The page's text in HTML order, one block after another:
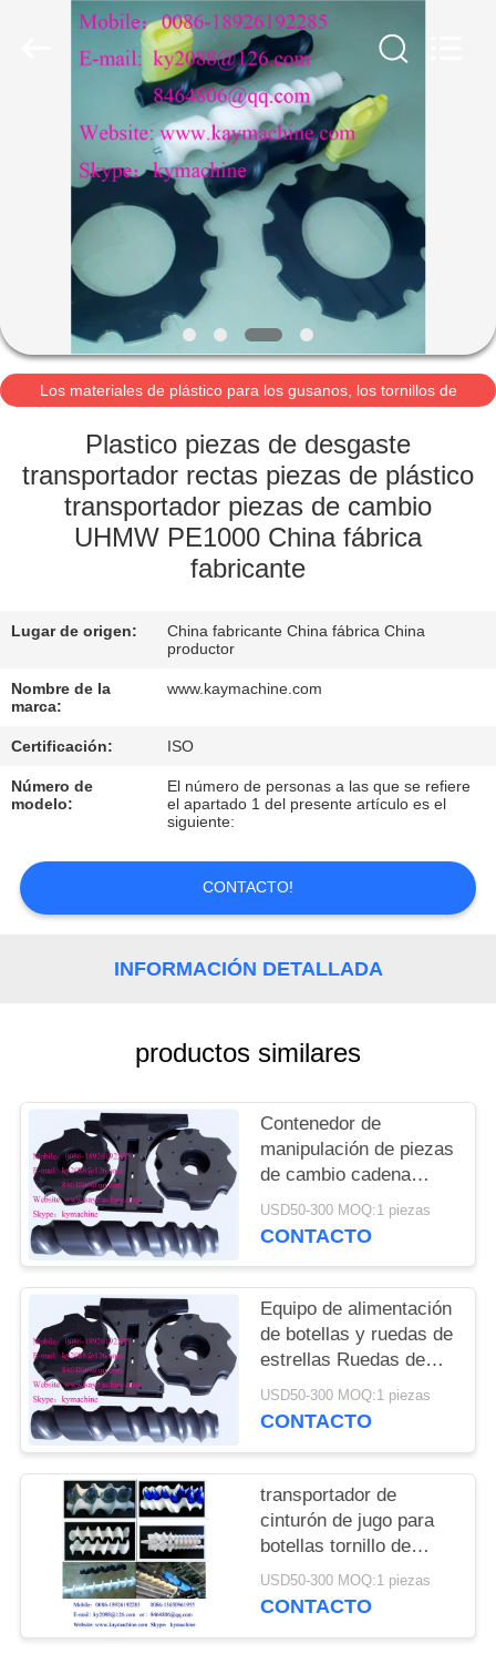
INICIO
PRODUCTOS
SOBRE
NOSOTROS
VISITA
A
FÁBRICA
CONTROL
CONTACTO
NOTICIAS
UNA
COTIZACIÓN
PRIVACY
POLICY
Los materiales de plástico para los gusanos, los tornillos de
Plastico piezas de desgaste
transportador rectas piezas de plástico
transportador piezas de cambio
UHMW PE1000 China fábrica
fabricante
Lugar de origen:
China fabricante China fábrica China
productor
Nombre de la
marca:
www.kaymachine.com
Certificación: ISO
Número de
modelo:
El número de personas a las que se refiere
el apartado 1 del presente artículo es el
siguiente:
CONTACTO!
INFORMACIÓN DETALLADA
productos similares
Contenedor de
manipulación de piezas
de cambio cadena
transportadora para
cerveza línea de
alimentación China
fabricante
USD50-300 MOQ:1 piezas
CONTACTO
Equipo de alimentación
de botellas y ruedas de
estrellas Ruedas de
estrellas de plástico y
engranajes de plástico
USD50-300 MOQ:1 piezas
CONTACTO
transportador de
cinturón de jugo para
botellas tornillo de
alimentación para
botellas tornillos de
USD50-300 MOQ:1 piezas
CONTACTO